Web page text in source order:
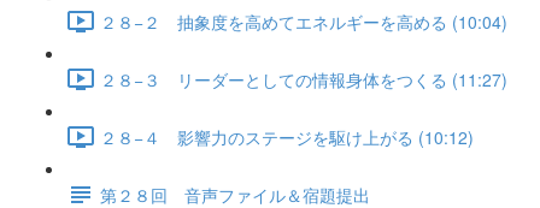
２８−２ 抽象度を高めてエネルギーを高める (10:04)
２８−３ リーダーとしての情報身体をつくる (11:27)
２８−４ 影響力のステージを駆け上がる (10:12)
第２８回 音声ファイル＆宿題提出